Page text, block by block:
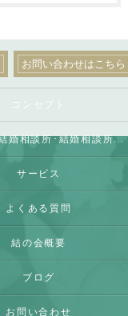
お問い合わせはこちら
コンセプト
和歌山の結婚相談所･結婚相談所 結の会の評判
サービス
よくある質問
結の会概要
ブログ
お問い合わせ